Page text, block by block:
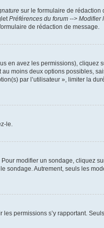
sur le formulaire de rédaction
Préférences du forum -->
de rédaction de message.
en avez les permissions), cliquez
moins deux options possibles,
par l’utilisateur », limiter la
le.
modifier un sondage, cliquez
sondage. Autrement, seuls les
permissions s’y rapportant.